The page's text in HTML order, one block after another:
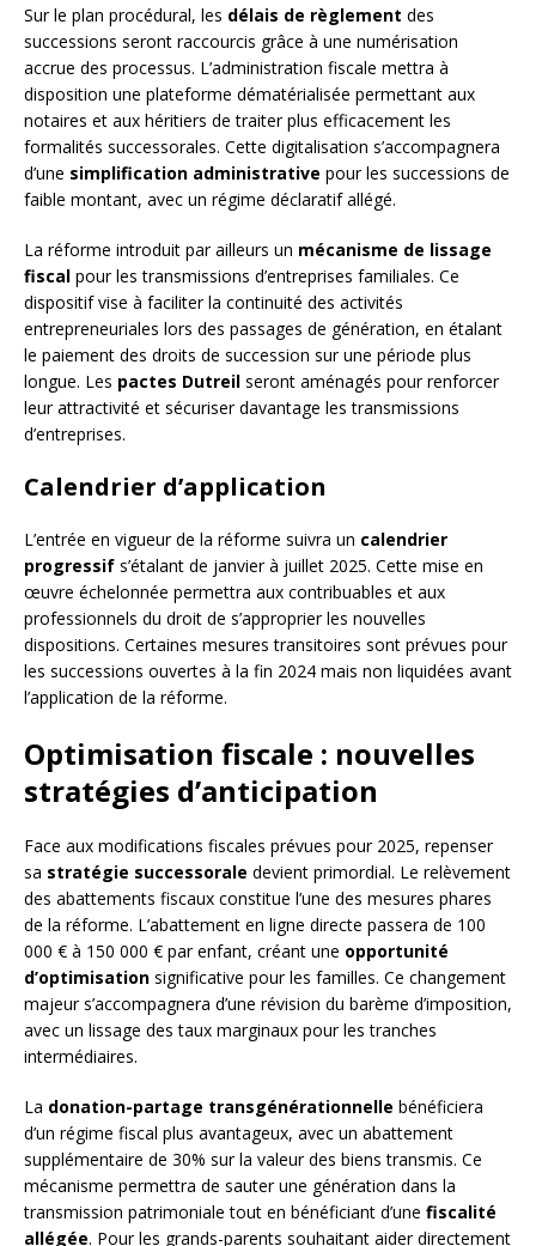
Sur le plan procédural, les délais de règlement des
successions seront raccourcis grâce à une numérisation
accrue des processus. L’administration fiscale mettra à
disposition une plateforme dématérialisée permettant aux
notaires et aux héritiers de traiter plus efficacement les
formalités successorales. Cette digitalisation s’accompagnera
d’une simplification administrative pour les successions de
faible montant, avec un régime déclaratif allégé.
La réforme introduit par ailleurs un mécanisme de lissage
fiscal pour les transmissions d’entreprises familiales. Ce
dispositif vise à faciliter la continuité des activités
entrepreneuriales lors des passages de génération, en étalant
le paiement des droits de succession sur une période plus
longue. Les pactes Dutreil seront aménagés pour renforcer
leur attractivité et sécuriser davantage les transmissions
d’entreprises.
Calendrier d’application
L’entrée en vigueur de la réforme suivra un calendrier
progressif s’étalant de janvier à juillet 2025. Cette mise en
œuvre échelonnée permettra aux contribuables et aux
professionnels du droit de s’approprier les nouvelles
dispositions. Certaines mesures transitoires sont prévues pour
les successions ouvertes à la fin 2024 mais non liquidées avant
l’application de la réforme.
Optimisation fiscale : nouvelles
stratégies d’anticipation
Face aux modifications fiscales prévues pour 2025, repenser
sa stratégie successorale devient primordial. Le relèvement
des abattements fiscaux constitue l’une des mesures phares
de la réforme. L’abattement en ligne directe passera de 100
000 € à 150 000 € par enfant, créant une opportunité
d’optimisation significative pour les familles. Ce changement
majeur s’accompagnera d’une révision du barème d’imposition,
avec un lissage des taux marginaux pour les tranches
intermédiaires.
La donation-partage transgénérationnelle bénéficiera
d’un régime fiscal plus avantageux, avec un abattement
supplémentaire de 30% sur la valeur des biens transmis. Ce
mécanisme permettra de sauter une génération dans la
transmission patrimoniale tout en bénéficiant d’une fiscalité
allégée. Pour les grands-parents souhaitant aider directement